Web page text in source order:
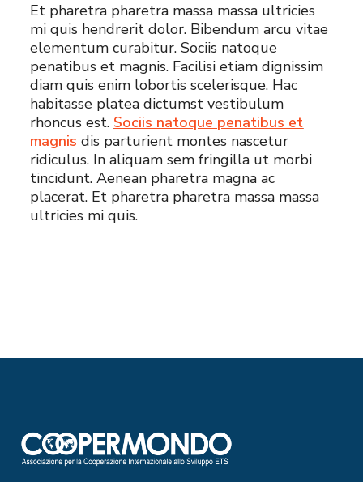
Et pharetra pharetra massa massa ultricies
mi quis hendrerit dolor. Bibendum arcu vitae
elementum curabitur. Sociis natoque
penatibus et magnis. Facilisi etiam dignissim
diam quis enim lobortis scelerisque. Hac
habitasse platea dictumst vestibulum
rhoncus est. Sociis natoque penatibus et
magnis dis parturient montes nascetur
ridiculus. In aliquam sem fringilla ut morbi
tincidunt. Aenean pharetra magna ac
placerat. Et pharetra pharetra massa massa
ultricies mi quis.